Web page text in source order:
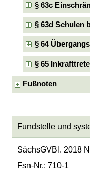
§ 63c
§ 63d Schulen
§ 64
§ 65
Fußnoten
Fundstelle und
SächsGVBl. 2018
Fsn-Nr.: 710-1